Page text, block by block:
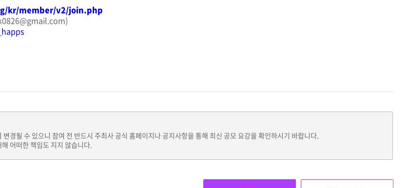
kr/member/v2/join.php
경될 수 있으니 참여 전 반드시 주최사 공식 홈페이지나 공지사항을 통해 최신 공모 요강을 확인하시기 바랍니다.
어떠한 책임도 지지 않습니다.